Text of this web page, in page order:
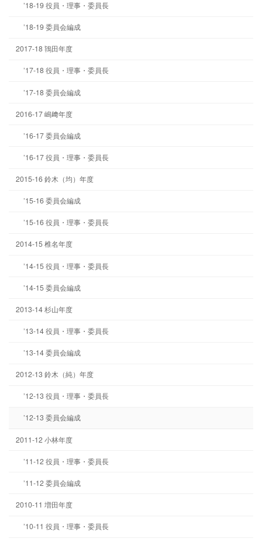
’18-19 役員・理事・委員長
’18-19 委員会編成
2017-18 鴇田年度
’17-18 役員・理事・委員長
’17-18 委員会編成
2016-17 嶋﨑年度
’16-17 委員会編成
’16-17 役員・理事・委員長
2015-16 鈴木（均）年度
’15-16 委員会編成
’15-16 役員・理事・委員長
2014-15 椎名年度
’14-15 役員・理事・委員長
’14-15 委員会編成
2013-14 杉山年度
’13-14 役員・理事・委員長
’13-14 委員会編成
2012-13 鈴木（純）年度
’12-13 役員・理事・委員長
’12-13 委員会編成
2011-12 小林年度
’11-12 役員・理事・委員長
’11-12 委員会編成
2010-11 増田年度
’10-11 役員・理事・委員長